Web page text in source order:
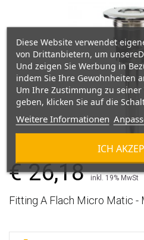
€ 26,18inkl. 19% MwSt
Fitting A Flach Micro Matic -
Diese Website verwendet
von Drittanbietern, um
Und zeigen Sie Werbung in
indem Sie Ihre Gewohnheiten
Um Ihre Zustimmung zu
geben, klicken Sie auf die
Weitere Informationen
ICH